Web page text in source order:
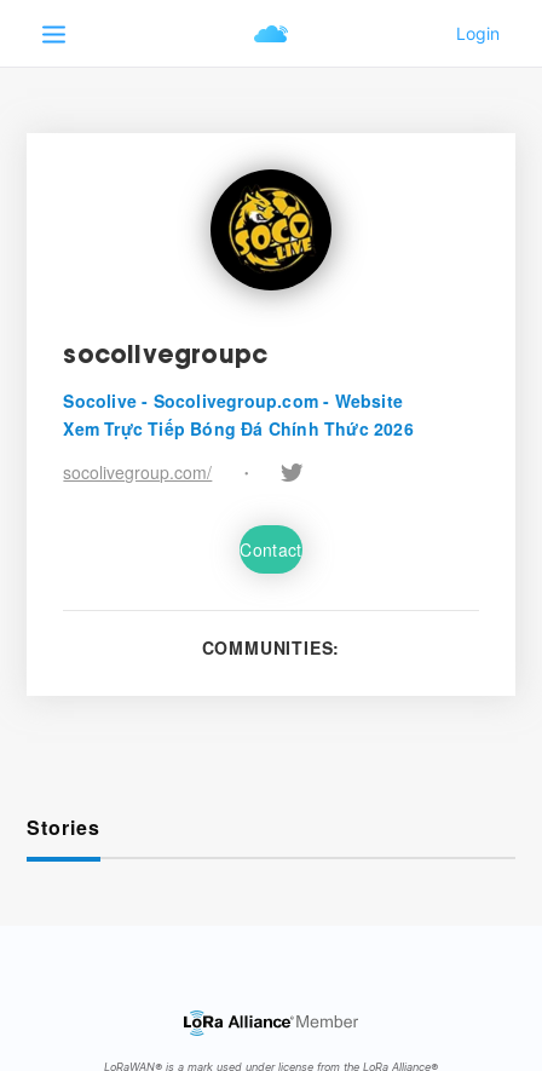
socolivegroupc
Socolive - Socolivegroup.com - Website
Xem Trực Tiếp Bóng Đá Chính Thức 2026
socolivegroup.com/
•
Contact
COMMUNITIES:
Stories